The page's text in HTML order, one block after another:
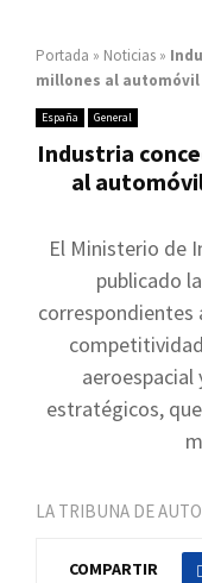
Portada » Noticias »
millones al
España General
Industria
al
El Ministerio de
publicado
correspondientes
estratégicos,
LA TRIBUNA DE
COMPARTIR